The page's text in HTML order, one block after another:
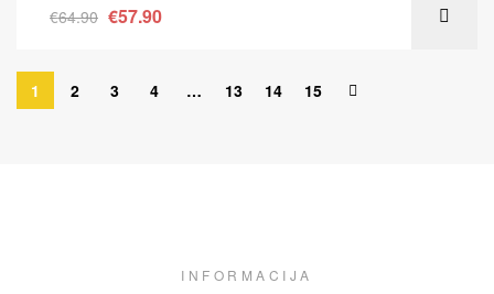
€64.90 €57.90
1 2 3 4 … 13 14 15
INFORMACIJA